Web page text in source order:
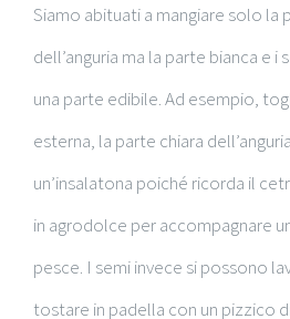
Siamo abituati a mangiare solo la
dell’anguria ma la parte bianca e
una parte edibile. Ad esempio,
esterna, la parte chiara
un’insalatona poiché ricorda il
in agrodolce per accompagnare
pesce. I semi invece si possono
tostare in padella con un pizzico